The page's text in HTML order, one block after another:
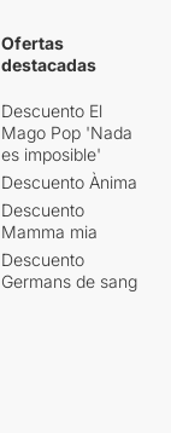
Ofertas
destacadas
Descuento El
Mago Pop 'Nada
es imposible'
Descuento Ànima
Descuento
Mamma mia
Descuento
Germans de sang